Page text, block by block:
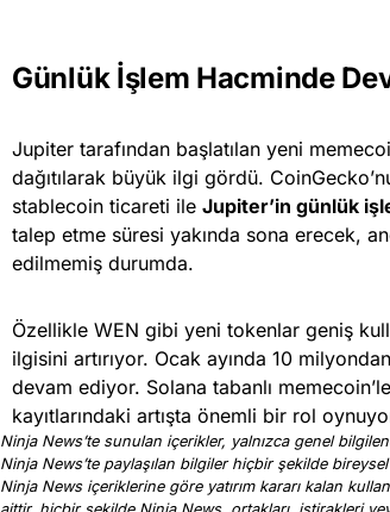
Günlük İşlem Hacminde
Jupiter tarafından başlatılan yeni
dağıtılarak büyük ilgi gördü.
stablecoin ticareti ile Jupiter’in günlük
talep etme süresi yakında sona erecek,
edilmemiş durumda.
Özellikle WEN gibi yeni tokenlar geniş
ilgisini artırıyor. Ocak ayında 10
devam ediyor. Solana tabanlı
kayıtlarındaki artışta önemli bir rol
Ninja News’te sunulan içerikler, yalnızca genel
Ninja News’te paylaşılan bilgiler hiçbir şekilde bireysel
Ninja News içeriklerine göre yatırım kararı kalan